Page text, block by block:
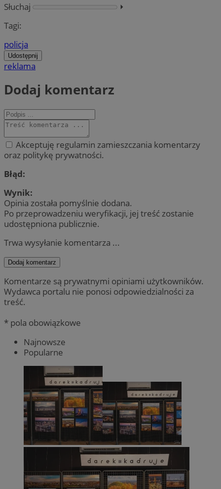
Słuchaj
⏵︎
Tagi:
policja
Udostępnij
reklama
Dodaj komentarz
Akceptuję regulamin zamieszczania komentarzy
oraz politykę prywatności.
Błąd:
Wynik:
Opinia została pomyślnie dodana.
Po przeprowadzeniu weryfikacji, jej treść zostanie
udostępniona publicznie.
Trwa wysyłanie komentarza ...
Dodaj komentarz
Komentarze są prywatnymi opiniami użytkowników.
Wydawca portalu nie ponosi odpowiedzialności za
treść.
* pola obowiązkowe
Najnowsze
Popularne